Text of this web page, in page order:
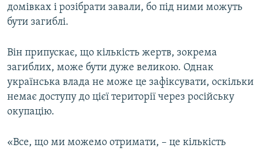
домівках і розібрати завали, бо під ними можуть
бути загиблі.
Він припускає, що кількість жертв, зокрема
загиблих, може бути дуже великою. Однак
українська влада не може це зафіксувати, оскільки
немає доступу до цієї території через російську
окупацію.
«Все, що ми можемо отримати, – це кількість